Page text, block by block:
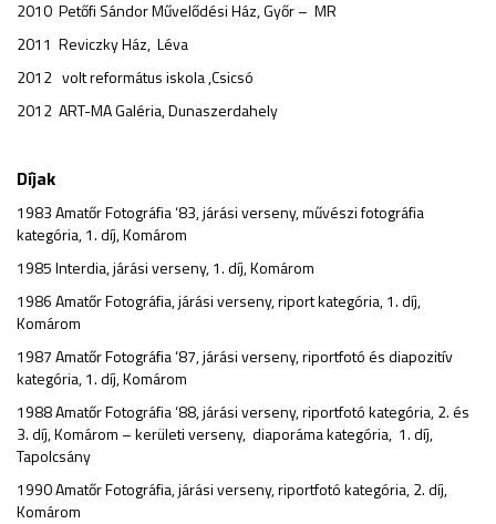
2010 Petőfi Sándor Művelődési Ház, Győr – MR
2011 Reviczky Ház, Léva
2012 volt református iskola ,Csicsó
2012 ART-MA Galéria, Dunaszerdahely
Díjak
1983 Amatőr Fotográfia ‘83, járási verseny, művészi fotográfia
kategória, 1. díj, Komárom
1985 Interdia, járási verseny, 1. díj, Komárom
1986 Amatőr Fotográfia, járási verseny, riport kategória, 1. díj,
Komárom
1987 Amatőr Fotográfia ‘87, járási verseny, riportfotó és diapozitív
kategória, 1. díj, Komárom
1988 Amatőr Fotográfia ‘88, járási verseny, riportfotó kategória, 2. és
3. díj, Komárom – kerületi verseny, diaporáma kategória, 1. díj,
Tapolcsány
1990 Amatőr Fotográfia, járási verseny, riportfotó kategória, 2. díj,
Komárom